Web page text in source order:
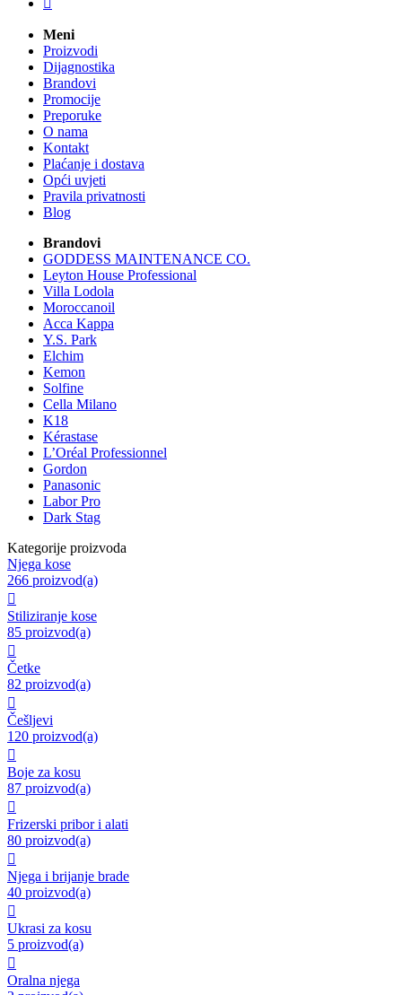

Meni
Proizvodi
Dijagnostika
Brandovi
Promocije
Preporuke
O nama
Kontakt
Plaćanje i dostava
Opći uvjeti
Pravila privatnosti
Blog
Brandovi
GODDESS MAINTENANCE CO.
Leyton House Professional
Villa Lodola
Moroccanoil
Acca Kappa
Y.S. Park
Elchim
Kemon
Solfine
Cella Milano
K18
Kérastase
L’Oréal Professionnel
Gordon
Panasonic
Labor Pro
Dark Stag
Kategorije proizvoda
Njega kose
266 proizvod(a)

Stiliziranje kose
85 proizvod(a)

Četke
82 proizvod(a)

Češljevi
120 proizvod(a)

Boje za kosu
87 proizvod(a)

Frizerski pribor i alati
80 proizvod(a)

Njega i brijanje brade
40 proizvod(a)

Ukrasi za kosu
5 proizvod(a)

Oralna njega